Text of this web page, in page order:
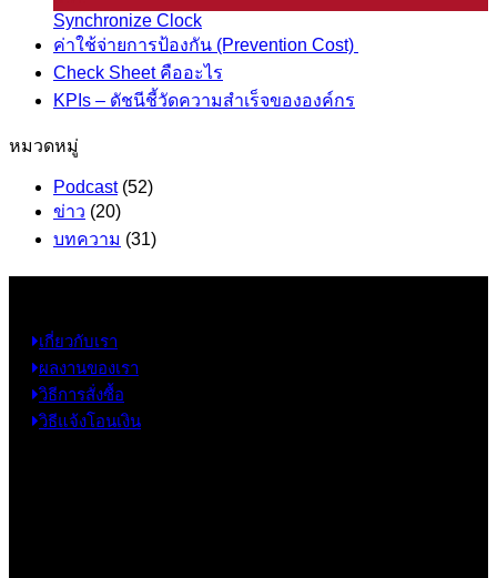
Synchronize Clock
ค่าใช้จ่ายการป้องกัน (Prevention Cost)
Check Sheet คืออะไร
KPIs – ดัชนีชี้วัดความสำเร็จขององค์กร
หมวดหมู่
Podcast(52)
ข่าว (20)
บทความ (31)
เกี่ยวกับเรา
ผลงานของเรา
วิธีการสั่งซื้อ
วิธีแจ้งโอนเงิน